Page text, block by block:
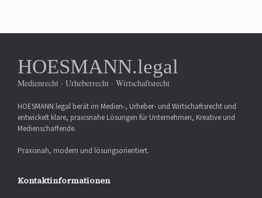
HOESMANN.legal
Medienrecht · Urheberrecht · Wirtschaftsrecht
HOESMANN.legal berät im Medien-, Urheber- und Wirtschaftsrecht und
entwickelt klare, praxisnahe Lösungen für Unternehmen, Kreative und
Medienschaffende.
Praxisnah, modern und lösungsorientiert.
Kontaktinformationen